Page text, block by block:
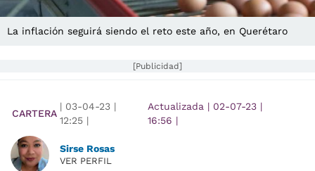
La inflación seguirá siendo el reto este año, en Querétaro
[Publicidad]
CARTERA
| 03-04-23 |
12:25 |
Actualizada | 02-07-23 |
16:56 |
Sirse Rosas
VER PERFIL